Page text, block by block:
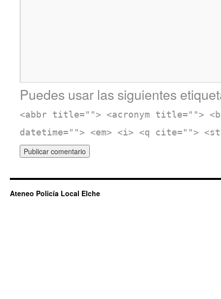
Puedes usar las siguientes
<abbr title=""> <acronym title="">
datetime=""> <em> <i> <q cite="">
Ateneo Policía Local Elche